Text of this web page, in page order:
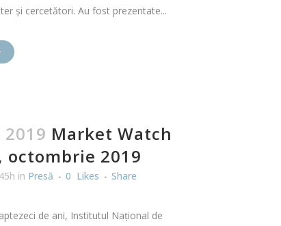
și cercetători. Au fost prezentate...
Market Watch
octombrie 2019
in Presă 0 Likes Share
de ani, Institutul Național de